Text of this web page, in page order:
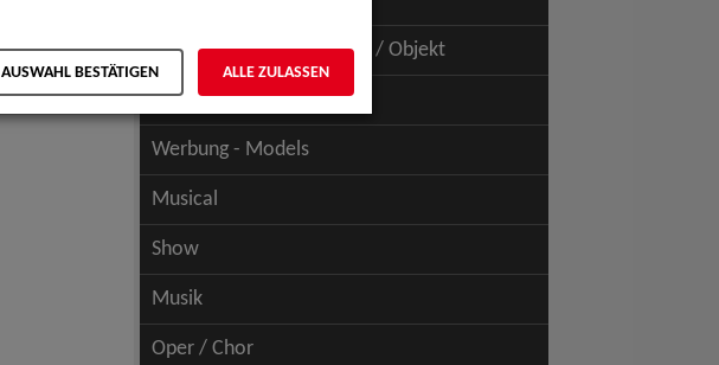
Schauspiel - Figur / Puppe / Objekt
Werbung - Talents
Werbung - Models
Musical
Show
Musik
Oper / Chor
AUSWAHL BESTÄTIGEN ALLE ZULASSEN